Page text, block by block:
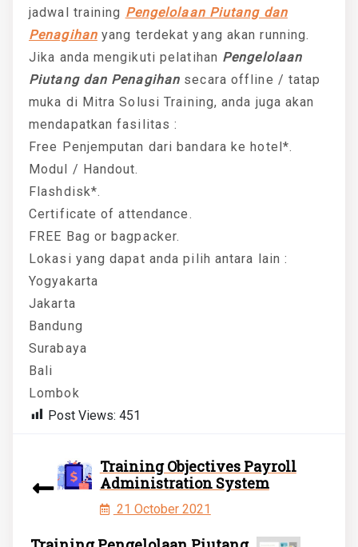
jadwal training Pengelolaan Piutang dan
Penagihanyang terdekat yang akan running.
Jika anda mengikuti pelatihan Pengelolaan
Piutang dan Penagihan secara offline / tatap
muka di Mitra Solusi Training, anda juga akan
mendapatkan fasilitas :
Free Penjemputan dari bandara ke hotel*.
Modul / Handout.
Flashdisk*.
Certificate of attendance.
FREE Bag or bagpacker.
Lokasi yang dapat anda pilih antara lain :
Yogyakarta
Jakarta
Bandung
Surabaya
Bali
Lombok
Post Views: 451
Training Objectives Payroll
Administration System
21 October 2021